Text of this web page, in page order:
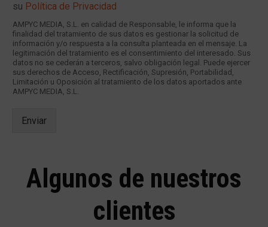
s
i
l
l
a
s
d
e
su Política de Privacidad
AMPYC MEDIA, S.L. en calidad de Responsable, le informa que la
finalidad del tratamiento de sus datos es gestionar la solicitud de
información y/o respuesta a la consulta planteada en el mensaje. La
legitimación del tratamiento es el consentimiento del interesado. Sus
datos no se cederán a terceros, salvo obligación legal. Puede ejercer
sus derechos de Acceso, Rectificación, Supresión, Portabilidad,
Limitación u Oposición al tratamiento de los datos aportados ante
AMPYC MEDIA, S.L.
Enviar
Algunos de nuestros
clientes